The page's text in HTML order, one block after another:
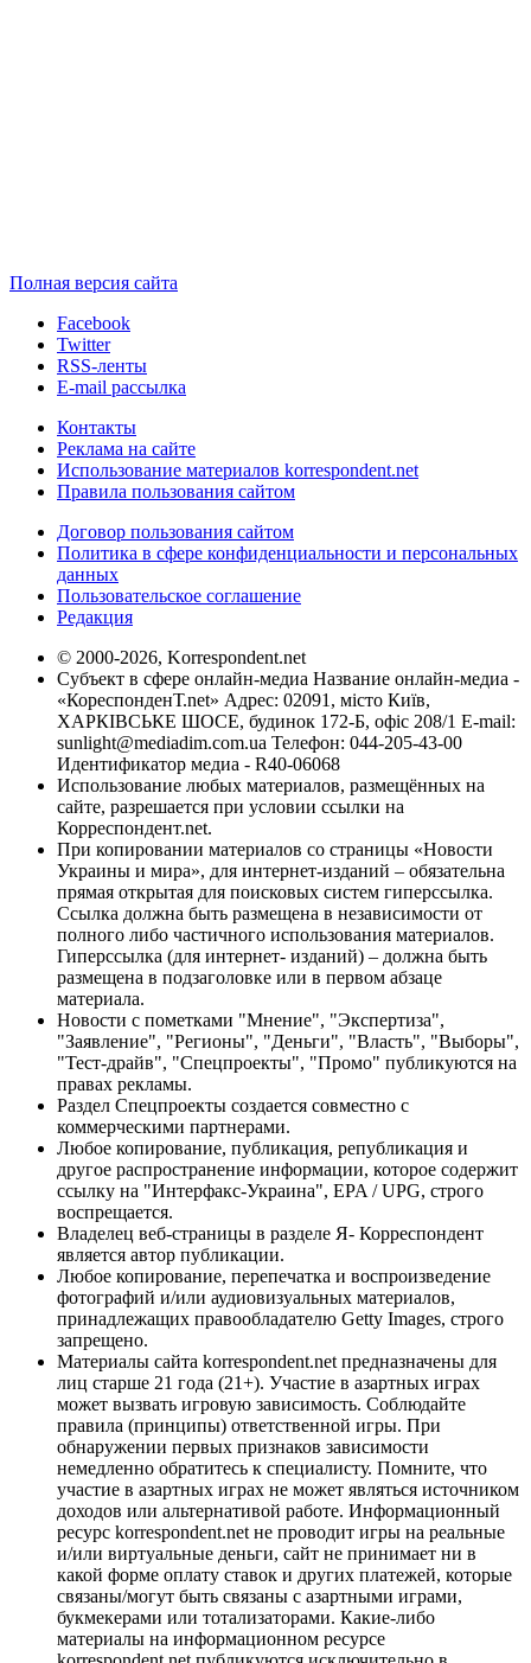
Полная версия сайта
Facebook
Twitter
RSS-ленты
E-mail рассылка
Контакты
Реклама на сайте
Использование материалов korrespondent.net
Правила пользования сайтом
Договор пользования сайтом
Политика в сфере конфиденциальности и персональных
данных
Пользовательское соглашение
Редакция
© 2000-2026, Korrespondent.net
Субъект в сфере онлайн-медиа Название онлайн-медиа -
«КореспонденТ.net» Адрес: 02091, місто Київ,
ХАРКІВСЬКЕ ШОСЕ, будинок 172-Б, офіс 208/1 E-mail:
sunlight@mediadim.com.ua Телефон: 044-205-43-00
Идентификатор медиа - R40-06068
Использование любых материалов, размещённых на
сайте, разрешается при условии ссылки на
Корреспондент.net.
При копировании материалов со страницы «Новости
Украины и мира», для интернет-изданий – обязательна
прямая открытая для поисковых систем гиперссылка.
Ссылка должна быть размещена в независимости от
полного либо частичного использования материалов.
Гиперссылка (для интернет- изданий) – должна быть
размещена в подзаголовке или в первом абзаце
материала.
Новости с пометками "Мнение", "Экспертиза",
"Заявление", "Регионы", "Деньги", "Власть", "Выборы",
"Тест-драйв", "Спецпроекты", "Промо" публикуются на
правах рекламы.
Раздел Спецпроекты создается совместно с
коммерческими партнерами.
Любое копирование, публикация, републикация и
другое распространение информации, которое содержит
ссылку на "Интерфакс-Украина", EPA / UPG, строго
воспрещается.
Владелец веб-страницы в разделе Я- Корреспондент
является автор публикации.
Любое копирование, перепечатка и воспроизведение
фотографий и/или аудиовизуальных материалов,
принадлежащих правообладателю Getty Images, строго
запрещено.
Материалы сайта korrespondent.net предназначены для
лиц старше 21 года (21+). Участие в азартных играх
может вызвать игровую зависимость. Соблюдайте
правила (принципы) ответственной игры. При
обнаружении первых признаков зависимости
немедленно обратитесь к специалисту. Помните, что
участие в азартных играх не может являться источником
доходов или альтернативой работе. Информационный
ресурс korrespondent.net не проводит игры на реальные
и/или виртуальные деньги, сайт не принимает ни в
какой форме оплату ставок и других платежей, которые
связаны/могут быть связаны с азартными играми,
букмекерами или тотализаторами. Какие-либо
материалы на информационном ресурсе